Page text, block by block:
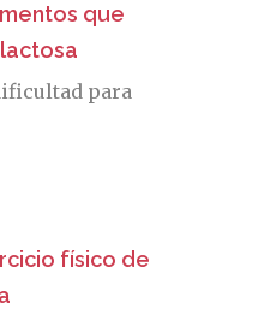
que
para
físico de